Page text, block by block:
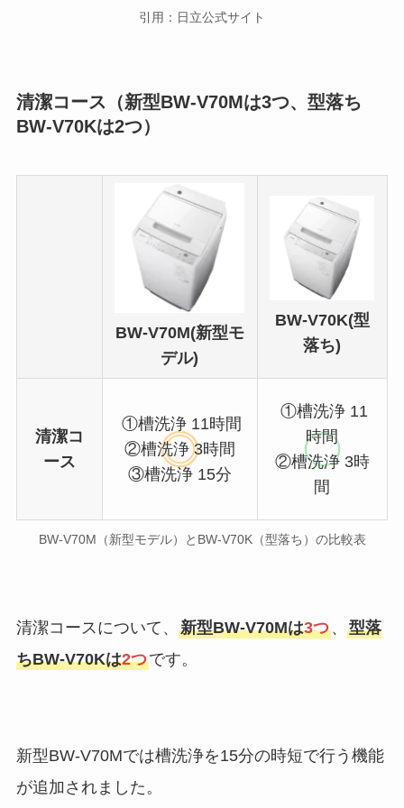
引用：日立公式サイト
清潔コース（新型BW-V70Mは3つ、型落ち
BW-V70Kは2つ）
BW-V70M(新型モ
デル)
BW-V70K(型
落ち)
清潔コ
ース
①槽洗浄 11時間
②槽洗浄 3時間
③槽洗浄 15分
①槽洗浄 11
時間
②槽洗浄 3時
間
BW-V70M（新型モデル）とBW-V70K（型落ち）の比較表
清潔コースについて、 新型BW-V70Mは3つ、 型落
ちBW-V70Kは2つです。
新型BW-V70Mでは槽洗浄を15分の時短で行う機能
が追加されました。